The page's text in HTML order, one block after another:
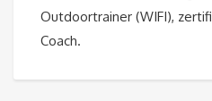
Outdoortrainer (WIFI),
Coach.